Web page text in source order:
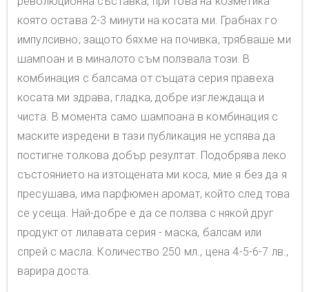
която остава 2-3 минути на косата ми. Грабнах го
импулсивно, защото бяхме на почивка, трябваше ми
шампоан и в миналото съм ползвала този. В
комбинация с балсама от същата серия правеха
косата ми здрава, гладка, добре изглеждаща и
чиста. В момента само шампоана в комбинация с
маските изредени в тази публикация не успява да
постигне толкова добър резултат. Подобрява леко
състоянието на изтощената ми коса, мие я без да я
пресушава, има парфюмен аромат, който след това
се усеща. Най-добре е да се ползва с някой друг
продукт от лилавата серия - маска, балсам или
спрей с масла. Количество 250 мл., цена 4-5-6-7 лв.,
варира доста.